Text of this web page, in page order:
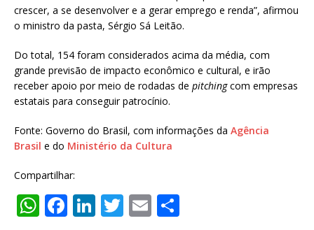
crescer, a se desenvolver e a gerar emprego e renda”, afirmou
o ministro da pasta, Sérgio Sá Leitão.
Do total, 154 foram considerados acima da média, com
grande previsão de impacto econômico e cultural, e irão
receber apoio por meio de rodadas de pitchingcom empresas
estatais para conseguir patrocínio.
Fonte: Governo do Brasil, com informações da Agência
Brasil e do Ministério da Cultura
Compartilhar:
W F Li T E